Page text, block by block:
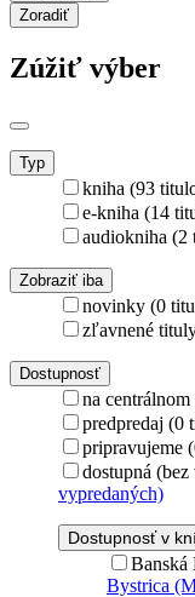
Zoradiť
Zúžiť výber
Typ
kniha (93
e-kniha (14
audiokniha (2
Zobraziť iba
novinky (0
zľavnené
Dostupnosť
na
predpredaj (0
pripravujeme
dostupná
vypredaných)
Dostupnosť v
Banská
Bystrica